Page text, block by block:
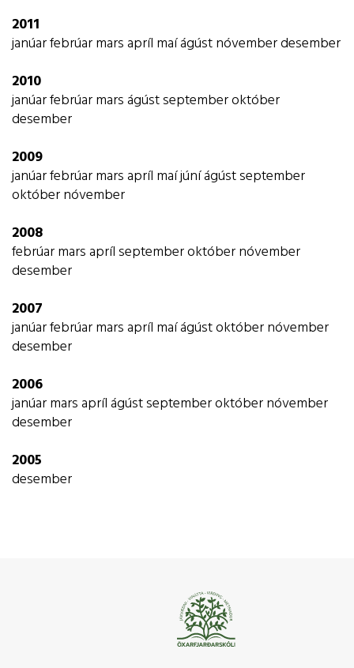
2011
janúarfebrúarmarsapríl maíágústnóvemberdesember
2010
janúarfebrúarmarságústseptemberoktóber
desember
2009
janúarfebrúarmarsapríl maíjúníágústseptember
októbernóvember
2008
febrúarmarsaprílseptemberoktóbernóvember
desember
2007
janúarfebrúarmarsapríl maíágústoktóbernóvember
desember
2006
janúarmarsaprílágústseptemberoktóbernóvember
desember
2005
desember